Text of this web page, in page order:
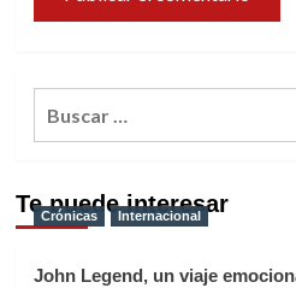
Te puede interesar
Crónicas Internacional
John Legend, un viaje